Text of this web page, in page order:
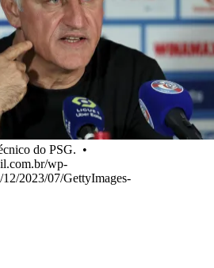
do PSG. •
wp-
12/2023/07/GettyImages-